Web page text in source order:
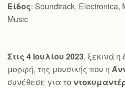
Είδος: Soundtrack, Electronica,
Music
Στις 4 Ιουλίου 2023, ξεκινά η
μορφή, της μουσικής που η
συνέθεσε για το